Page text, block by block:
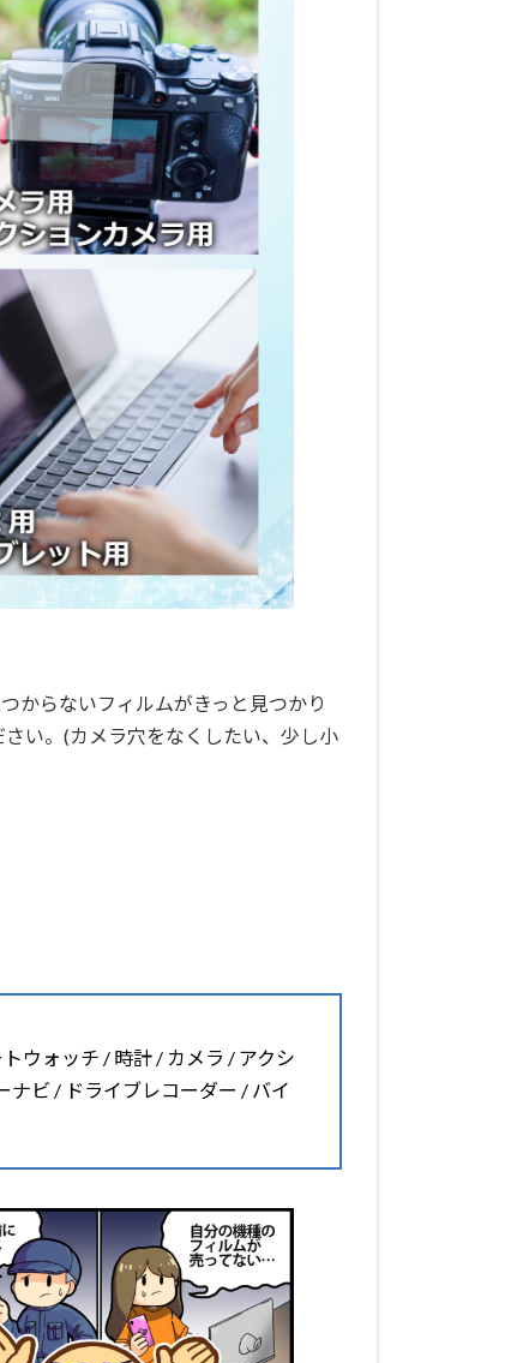
からないフィルムがきっと見つかり
い。(カメラ穴をなくしたい、少し小
ウォッチ / 時計 / カメラ / アクシ
ナビ / ドライブレコーダー / バイ